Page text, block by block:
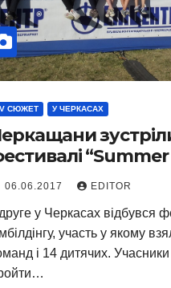
СЮЖЕТ У ЧЕРКАСАХ
06.06.2017 EDITOR
у Черкасах відбувся
участь у якому
і 14 дитячих.